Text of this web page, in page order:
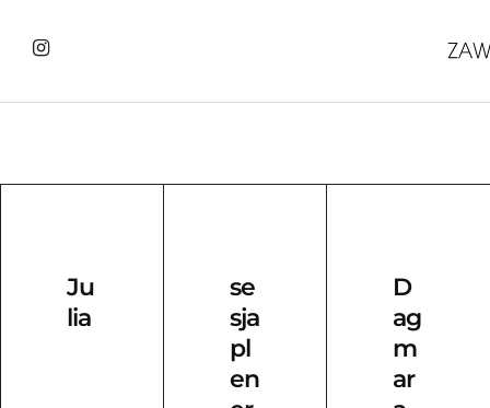
Ju
lia
se
sja
pl
en
D
ag
m
ar